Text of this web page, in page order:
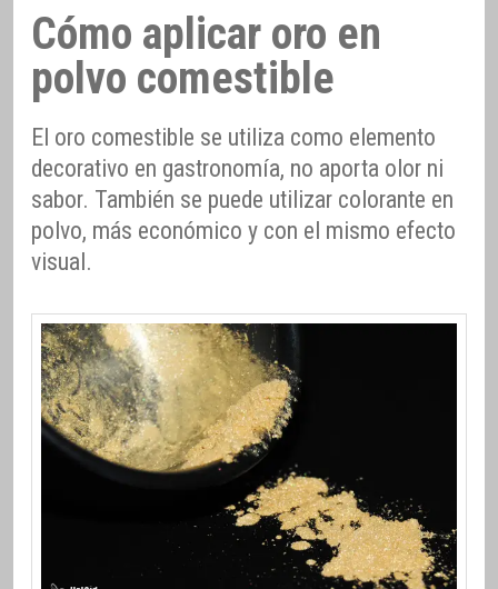
Cómo aplicar oro en
polvo comestible
El oro comestible se utiliza como elemento
decorativo en gastronomía, no aporta olor ni
sabor. También se puede utilizar colorante en
polvo, más económico y con el mismo efecto
visual.